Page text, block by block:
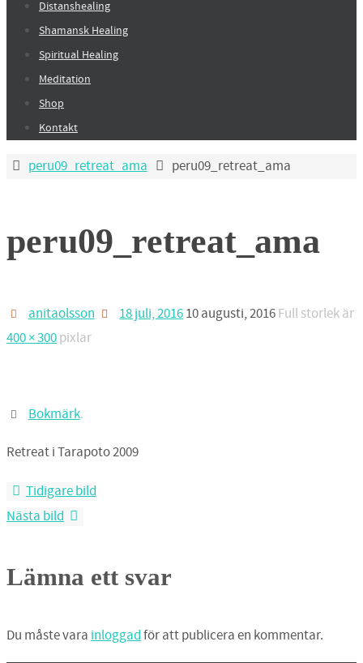
Distanshealing
Shamansk Healing
Spiritual Healing
Meditation
Shop
Kontakt
Homeperu09_retreat_ama peru09_retreat_ama
peru09_retreat_ama
anitaolsson 18 juli, 201610 augusti, 2016Full storlek är
400 × 300pixlar
Bokmärk.
Retreat i Tarapoto 2009
Tidigare bild
Nästa bild
Lämna ett svar
Du måste varainloggadför att publicera en kommentar.